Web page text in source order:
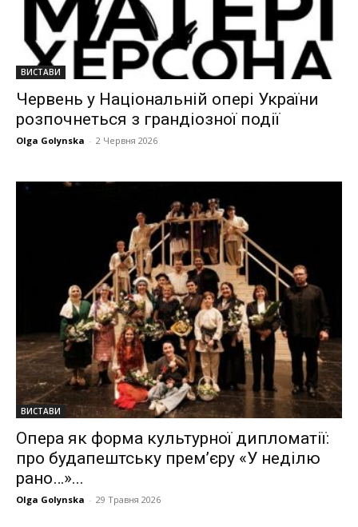
ВИСТАВИ
Червень у Національній опері України
розпочнеться з грандіозної події
Olga Golynska - 2 Червня 2026
ВИСТАВИ
Опера як форма культурної дипломатії:
про будапештську прем’єру «У неділю
рано…»...
Olga Golynska - 29 Травня 2026